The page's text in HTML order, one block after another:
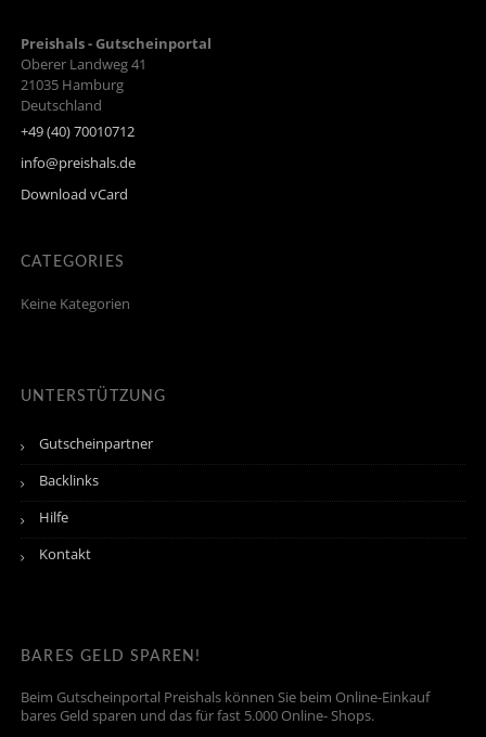
Preishals - Gutscheinportal
Oberer Landweg 41
21035 Hamburg
Deutschland
+49 (40) 70010712
info@preishals.de
Download vCard
CATEGORIES
Keine Kategorien
UNTERSTÜTZUNG
Gutscheinpartner
Backlinks
Hilfe
Kontakt
BARES GELD SPAREN!
Beim Gutscheinportal Preishals können Sie beim Online-Einkauf
bares Geld sparen und das für fast 5.000 Online- Shops.